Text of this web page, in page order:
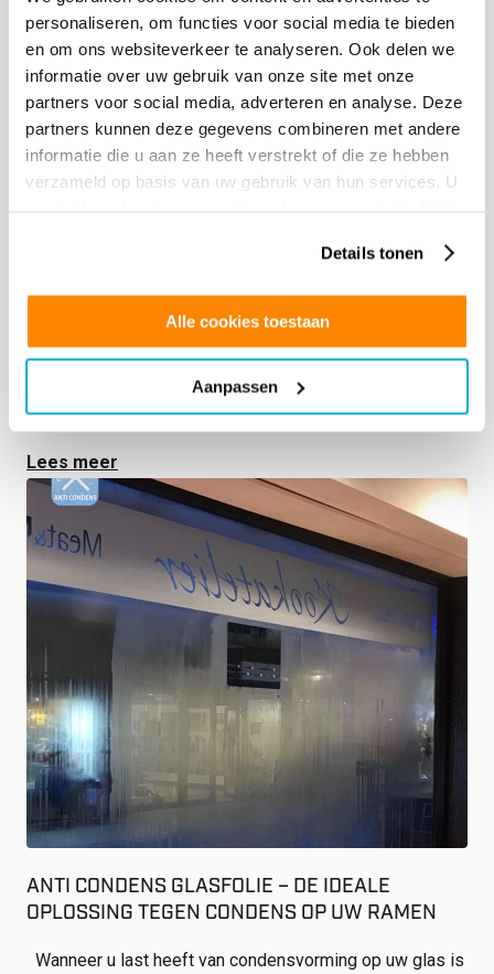
personaliseren, om functies voor social media te bieden
en om ons websiteverkeer te analyseren. Ook delen we
informatie over uw gebruik van onze site met onze
partners voor social media, adverteren en analyse. Deze
partners kunnen deze gegevens combineren met andere
informatie die u aan ze heeft verstrekt of die ze hebben
verzameld op basis van uw gebruik van hun services. U
Details tonen
Alle cookies toestaan
Aanpassen
De Glasfolie Academy is echt een begrip geworden voor
elke beginnende glasfolie installateur. Voor woensdag
28 september zijn nog enkele …
Lees meer
ANTI CONDENS GLASFOLIE – DE IDEALE
OPLOSSING TEGEN CONDENS OP UW RAMEN
Wanneer u last heeft van condensvorming op uw glas is